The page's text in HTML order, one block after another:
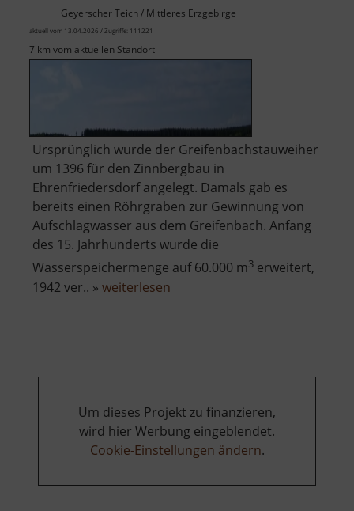
Geyerscher Teich / Mittleres Erzgebirge
aktuell vom 13.04.2026 / Zugriffe: 111221
7 km vom aktuellen Standort
Ursprünglich wurde der Greifenbachstauweiher
um 1396 für den Zinnbergbau in
Ehrenfriedersdorf angelegt. Damals gab es
bereits einen Röhrgraben zur Gewinnung von
Aufschlagwasser aus dem Greifenbach. Anfang
des 15. Jahrhunderts wurde die
Wasserspeichermenge auf 60.000 m3 erweitert,
1942 ver.. » weiterlesen
Um dieses Projekt zu finanzieren,
wird hier Werbung eingeblendet.
Cookie-Einstellungen ändern.